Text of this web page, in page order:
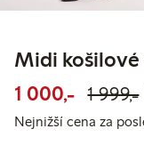
Midi košilové
1 000,- 1 999,-
Nejnižší cena za